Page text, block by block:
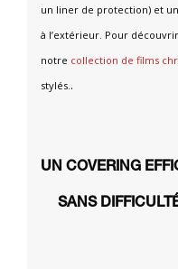
un liner de protection) et un
à l’extérieur. Pour
notre collection de films
stylés. .
UN COVERING
SANS